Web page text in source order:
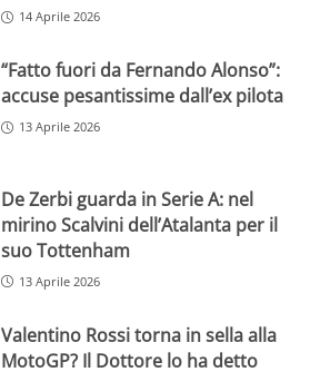
14 Aprile 2026
“Fatto fuori da Fernando Alonso”:
accuse pesantissime dall’ex pilota
13 Aprile 2026
De Zerbi guarda in Serie A: nel
mirino Scalvini dell’Atalanta per il
suo Tottenham
13 Aprile 2026
Valentino Rossi torna in sella alla
MotoGP? Il Dottore lo ha detto